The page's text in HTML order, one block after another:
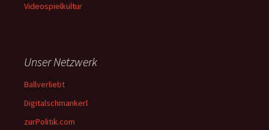
Videospielkultur
Unser Netzwerk
Ballverliebt
Digitalschmankerl
zurPolitik.com